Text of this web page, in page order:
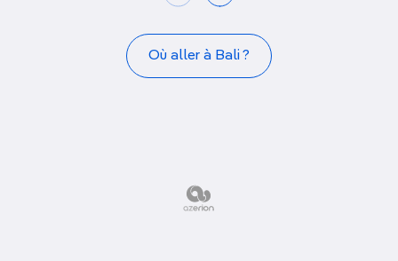
Où aller à Bali ?